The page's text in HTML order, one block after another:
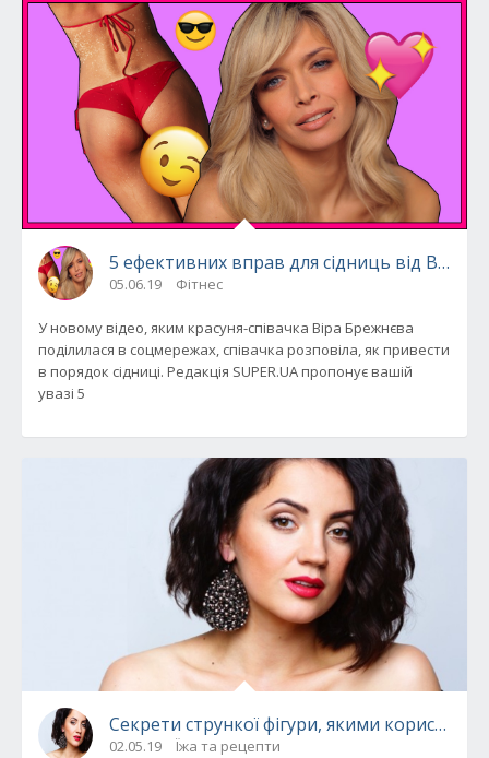
5 ефективних вправ для сідниць від Віри
05.06.19 Фітнес
У новому відео, яким красуня-співачка Віра Брежнєва
поділилася в соцмережах, співачка розповіла, як привести
в порядок сідниці. Редакція SUPER.UA пропонує вашій
увазі 5
Секрети стрункої фігури, якими
02.05.19 Їжа та рецепти